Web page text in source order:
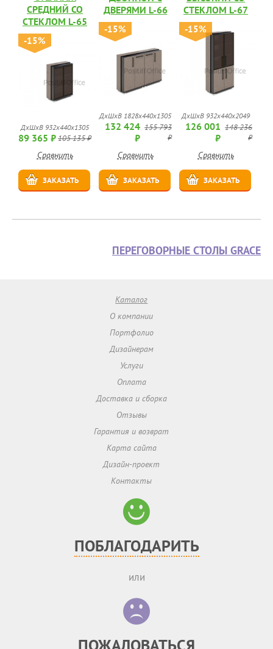
СРЕДНИЙ СО
СТЕКЛОМ L-65
-15%
ДхШхВ 932х440х1305
89 365 ₽105 135 ₽
Сравнить
ЗАКАЗАТЬ
ДВЕРЯМИ L-66
-15%
ДхШхВ 1828х440х1305
132 424
₽
155 793
₽
Сравнить
ЗАКАЗАТЬ
СТЕКЛОМ L-67
-15%
ДхШхВ 932х440х2049
126 001
₽
148 236
₽
Сравнить
ЗАКАЗАТЬ
ПЕРЕГОВОРНЫЕ СТОЛЫ GRACE
Каталог
О компании
Портфолио
Дизайнерам
Услуги
Оплата
Доставка и сборка
Отзывы
Гарантия и возврат
Карта сайта
Дизайн-проект
Контакты
ПОБЛАГОДАРИТЬ
или